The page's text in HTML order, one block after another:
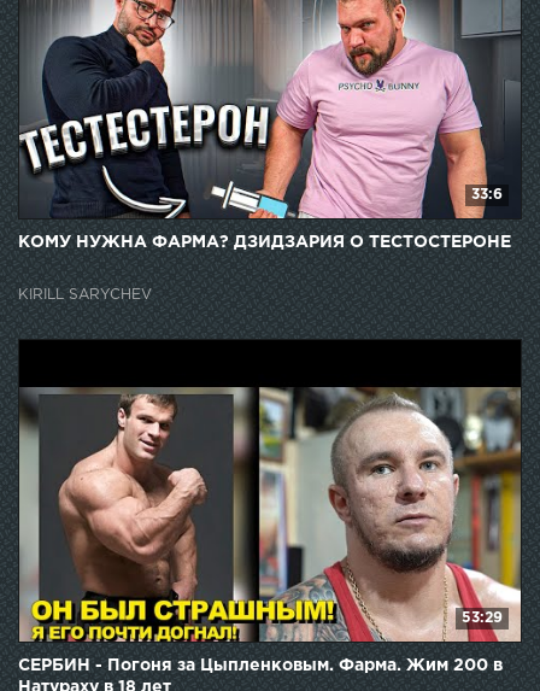
33:6
КОМУ НУЖНА ФАРМА? ДЗИДЗАРИЯ О ТЕСТОСТЕРОНЕ
KIRILL SARYCHEV
53:29
СЕРБИН - Погоня за Цыпленковым. Фарма. Жим 200 в
Натураху в 18 лет